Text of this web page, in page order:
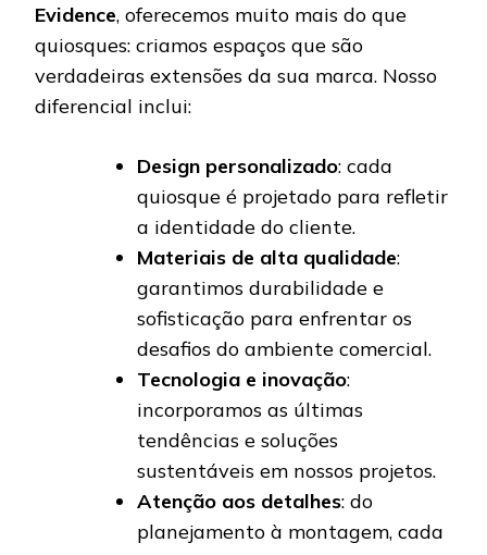
Evidence, oferecemos muito mais do que
quiosques: criamos espaços que são
verdadeiras extensões da sua marca. Nosso
diferencial inclui:
Design personalizado: cada
quiosque é projetado para refletir
a identidade do cliente.
Materiais de alta qualidade:
garantimos durabilidade e
sofisticação para enfrentar os
desafios do ambiente comercial.
Tecnologia e inovação:
incorporamos as últimas
tendências e soluções
sustentáveis em nossos projetos.
Atenção aos detalhes: do
planejamento à montagem, cada